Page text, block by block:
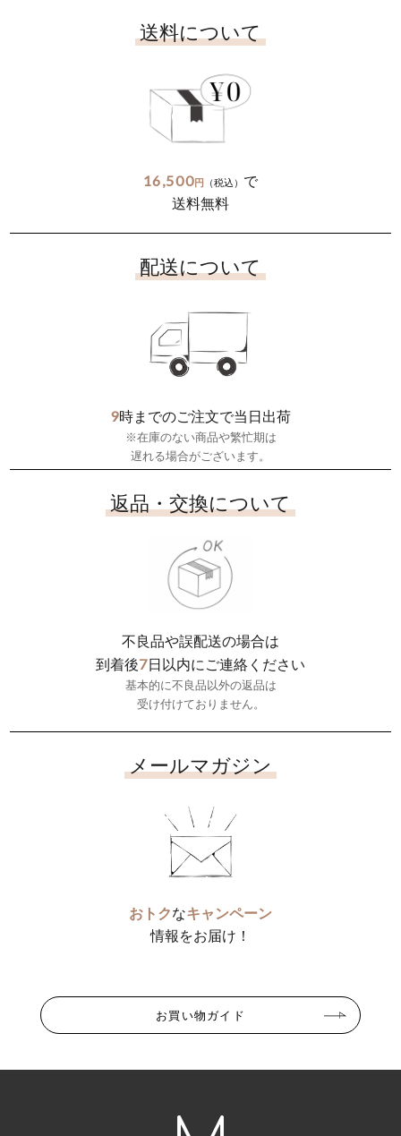
送料について
16,500円 （税込） で
送料無料
配送について
9時までのご注文で当日出荷
※在庫のない商品や繁忙期は
遅れる場合がございます。
返品・交換について
不良品や誤配送の場合は
到着後7日以内にご連絡ください
基本的に不良品以外の返品は
受け付けておりません。
メールマガジン
おトクなキャンペーン
情報をお届け！
お買い物ガイド